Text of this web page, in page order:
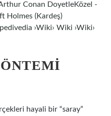
Conan DoyetleKözel -
Holmes (Kardeş)
›Wiki› Wiki ›Wiki›
hayali bir “saray”